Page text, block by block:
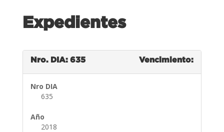
Expedientes
Nro. DIA: 635 Vencimiento:
Nro DIA
635
Año
2018